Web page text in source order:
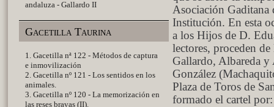
andaluza - Gallardo II
Gacetilla Taurina
1. Gacetilla nª 122 - Métodos de captura
e inmovilización
2. Gacetilla nº 121 - Los sentidos en los
animales.
3. Gacetilla nº 120 - La memorización en
las reses bravas (II).
Asociación Gaditana
Institución. En esta
a los Hijos de D.
lectores, proceden
Gallardo, Albareda y
González
Plaza de Toros de
formado el cartel por: